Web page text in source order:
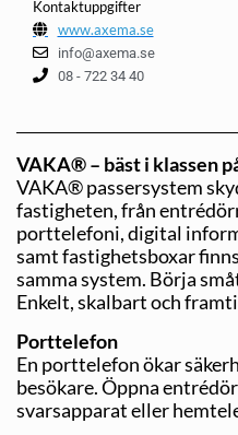
Kontaktuppgifter
www.axema.se
info@axema.se
08 - 722 34 40
VAKA® – bäst i klassen
VAKA® passersystem
fastigheten, från
porttelefoni, digital
samt fastighetsboxar
samma system. Börja
Enkelt, skalbart och
Porttelefon
En porttelefon ökar
besök­are. Öppna
svarsapparat eller